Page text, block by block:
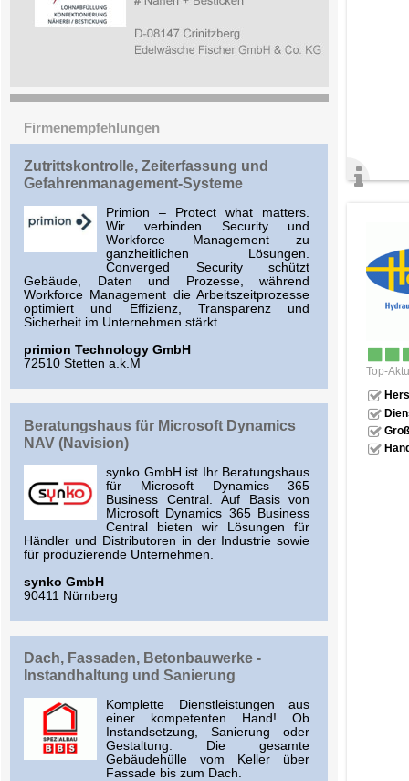
Firmenempfehlungen
Zutrittskontrolle, Zeiterfassung und
Gefahrenmanagement-Systeme
Primion – Protect what matters.
Wir verbinden Security und
Workforce Management zu
ganzheitlichen Lösungen.
Converged Security schützt
Gebäude, Daten und Prozesse, während
Workforce Management die Arbeitszeitprozesse
optimiert und Effizienz, Transparenz und
Sicherheit im Unternehmen stärkt.
primion Technology GmbH
72510 Stetten a.k.M
Beratungshaus für Microsoft Dynamics
NAV (Navision)
synko GmbH ist Ihr Beratungshaus
für Microsoft Dynamics 365
Business Central. Auf Basis von
Microsoft Dynamics 365 Business
Central bieten wir Lösungen für
Händler und Distributoren in der Industrie sowie
für produzierende Unternehmen.
synko GmbH
90411 Nürnberg
Dach, Fassaden, Betonbauwerke -
Instandhaltung und Sanierung
Komplette Dienstleistungen aus
einer kompetenten Hand! Ob
Instandsetzung, Sanierung oder
Gestaltung. Die gesamte
Gebäudehülle vom Keller über
Fassade bis zum Dach.
Top-